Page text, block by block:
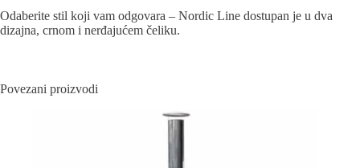
Odaberite stil koji vam odgovara – Nordic Line dostupan je u dva
dizajna, crnom i nerđajućem čeliku.
Povezani proizvodi